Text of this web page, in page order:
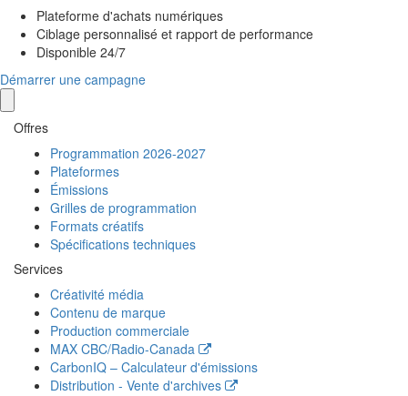
Plateforme d'achats numériques
Ciblage personnalisé et rapport de performance
Disponible 24/7
Démarrer une campagne
Offres
Programmation 2026-2027
Plateformes
Émissions
Grilles de programmation
Formats créatifs
Spécifications techniques
Services
Créativité média
Contenu de marque
Production commerciale
MAX CBC/Radio-Canada
CarbonIQ – Calculateur d'émissions
Distribution - Vente d'archives